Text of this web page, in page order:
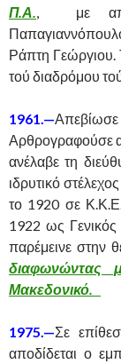
Π.Α., με
Ράπτη Γεώργιου.
τού διαδρόμου
1961.—Απεβίωσε
Αρθρογραφούσε
ανέλαβε τη
ιδρυτικό
το 1920 σε
1922 ως Γενικός
παρέμεινε στην
διαφωνώντας
Μακεδονικό.
1975.—Σε
αποδίδεται ο